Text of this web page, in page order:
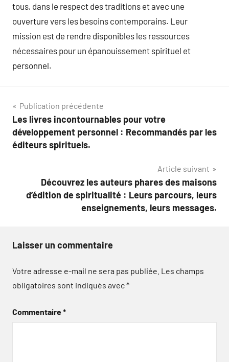
tous, dans le respect des traditions et avec une
ouverture vers les besoins contemporains. Leur
mission est de rendre disponibles les ressources
nécessaires pour un épanouissement spirituel et
personnel.
Navigation
de
l’article
Publication précédente
Les livres incontournables pour votre
développement personnel : Recommandés par les
éditeurs spirituels.
Article suivant
Découvrez les auteurs phares des maisons
d’édition de spiritualité : Leurs parcours, leurs
enseignements, leurs messages.
Laisser un commentaire
Votre adresse e-mail ne sera pas publiée. Les champs
obligatoires sont indiqués avec*
Commentaire*